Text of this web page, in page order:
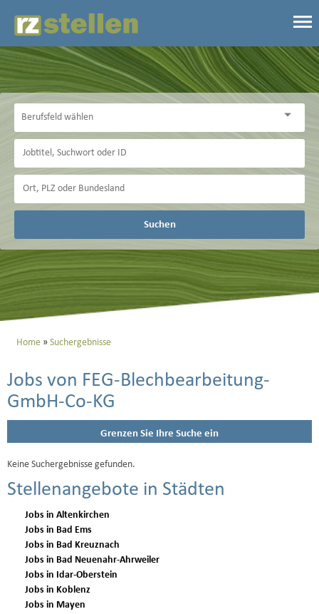
Suchen
Home Suchergebnisse
Jobs von FEG-Blechbearbeitung-
GmbH-Co-KG
Grenzen Sie Ihre Suche ein
Keine Suchergebnisse gefunden.
Stellenangebote in Städten
Jobs in Altenkirchen
Jobs in Bad Ems
Jobs in Bad Kreuznach
Jobs in Bad Neuenahr-Ahrweiler
Jobs in Idar-Oberstein
Jobs in Koblenz
Jobs in Mayen